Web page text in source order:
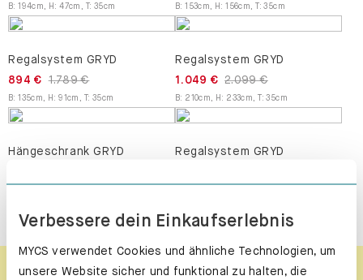
Verbessere dein Einkaufserlebnis
MYCS verwendet Cookies und ähnliche Technologien, um
unsere Website sicher und funktional zu halten, die
B:194cm H :47cm T: 35cm B:153cm H :156cm ,T:35cm
Regalsystem GRYD
1.789 €
894 €
B:135cm H :91cm T: 35cm
Regalsystem GRYD
2.099 €
1.049 €
B: 210cm H : 233cm ,T:35cm
Hängeschrank GRYD
Regalsystem GRYD